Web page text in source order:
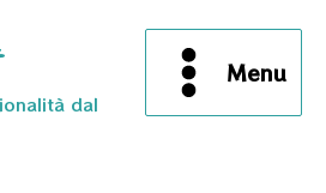
dal
Menu